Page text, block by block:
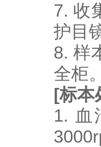
7. 收
护目
8. 样
全柜
[标本
1. 血